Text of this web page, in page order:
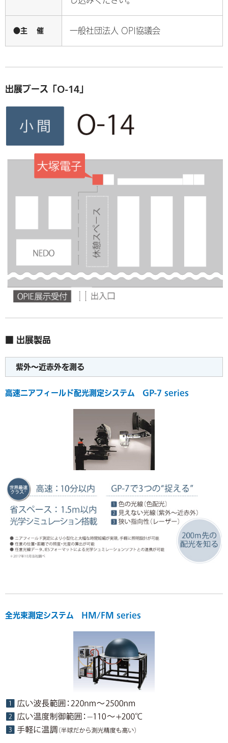
●主 催 一般社団法人 OPI協議会
出展ブース「O-14」
■ 出展製品
紫外～近赤外を測る
高速ニアフィールド配光測定システム GP-7 series
全光束測定システム HM/FM series